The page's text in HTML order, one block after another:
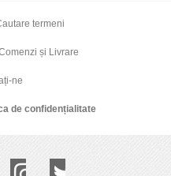
termeni
și Livrare
ne
de confidențialitate